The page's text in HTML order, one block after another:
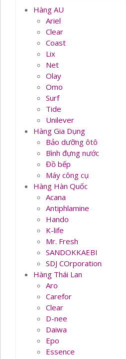
Hàng AU
Ariel
Clear
Coast
Lix
Net
Olay
Omo
Surf
Tide
Unilever
Hàng Gia Dụng
Bảo dưỡng ôtô
Bình đựng nước
Đồ bếp
Máy công cụ
Hàng Hàn Quốc
Acana
Antiphlamine
Hando
K-life
Mr. Fresh
SANDOKKAEBI
SDJ COrporation
Hàng Thái Lan
Aro
Carefor
Clear
D-nee
Daiwa
Epo
Essence